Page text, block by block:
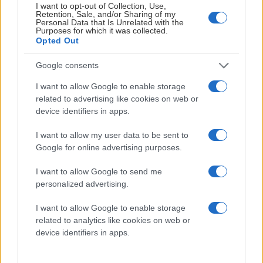
I want to opt-out of Collection, Use,
Retention, Sale, and/or Sharing of my
Personal Data that Is Unrelated with the
Purposes for which it was collected.
Opted Out
Google consents
I want to allow Google to enable storage
related to advertising like cookies on web or
device identifiers in apps.
I want to allow my user data to be sent to
Google for online advertising purposes.
I want to allow Google to send me
personalized advertising.
I want to allow Google to enable storage
related to analytics like cookies on web or
device identifiers in apps.
Foto: Kyrre Merg
Han kontaktet selv tvillingene i begynnelsen av
sommerferien, som blant annet har spilt sammen med
tidligere Vålerenga-spiller Mats Rosseli Olsen i Frölunda og
nåværende VIF-profil Henrik Larsson i BIK Karlskoga.
-Da Morten tok kontakt og viste interesse syntes vi det
hørtes bra ut. Vi har også kjent Henrik (Larsson) siden vi
spilte i Karlskoga sammen for noen år siden, og han har
snakket masse positivt om klubben og Oslo. Så da tok vi
beslutningen, og nå er vi glade for å være her, sier Ponthus